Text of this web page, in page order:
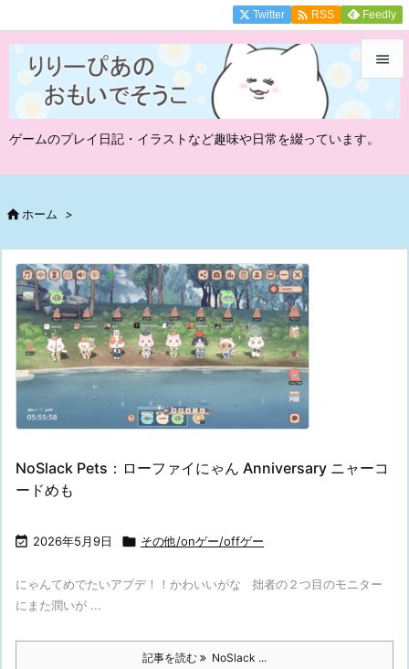
ゲームのプレイ日記・イラストなど趣味や日常を綴っています。

メニュ
Twitter  RSS Feedly
ホーム >
NoSlack Pets：ローファイにゃん Anniversary ニャーコ
ードめも
 2026年5月9日  その他/onゲー/offゲー
にゃんてめでたいアプデ！！かわいいがな 拙者の２つ目のモニター
にまた潤いが ...
記事を読む NoSlack ...